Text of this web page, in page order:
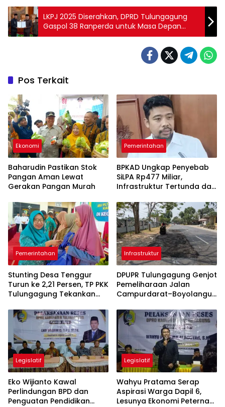
LKPJ 2025 Diserahkan, DPRD Tulungagung
Gaspol 38 Ranperda untuk Masa Depan
Daerah
Pos Terkait
Ekonomi
Baharudin Pastikan Stok
Pangan Aman Lewat
Gerakan Pangan Murah
Pemerintahan
BPKAD Ungkap Penyebab
SiLPA Rp477 Miliar,
Infrastruktur Tertunda dan
Pemerintahan
Stunting Desa Tenggur
Turun ke 2,21 Persen, TP PKK
Tulungagung Tekankan
Berkelanjutan
Infrastruktur
DPUPR Tulungagung Genjot
Pemeliharaan Jalan
Campurdarat–Boyolangu,
Diperbaiki
Legislatif
Eko Wijianto Kawal
Perlindungan BPD dan
Penguatan Pendidikan
Legislatif
Wahyu Pratama Serap
Aspirasi Warga Dapil 6,
Lesunya Ekonomi Peternak